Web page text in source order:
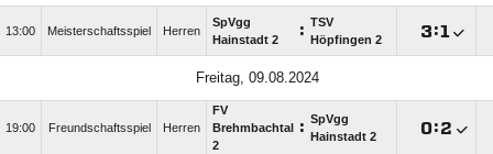
13:00 Meisterschaftsspiel Herren
SpVgg
Hainstadt 2
: TSV
Höpfingen 2
:
Freitag, 09.08.2024
19:00 Freundschaftsspiel Herren
FV
Brehmbachtal
2
: SpVgg
Hainstadt 2
: